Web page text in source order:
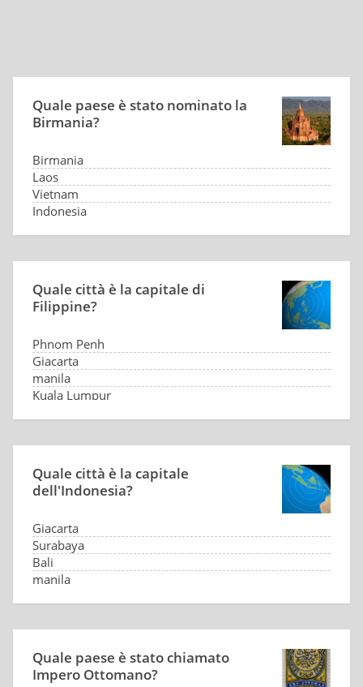
Quale paese è stato nominato la
Birmania?
Birmania
Laos
Vietnam
Indonesia
Quale città è la capitale di
Filippine?
Phnom Penh
Giacarta
manila
Kuala Lumpur
Quale città è la capitale
dell'Indonesia?
Giacarta
Surabaya
Bali
manila
Quale paese è stato chiamato
Impero Ottomano?